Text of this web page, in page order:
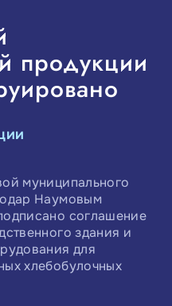
продукции
муниципального
Наумовым
соглашение
здания и
для
хлебобулочных